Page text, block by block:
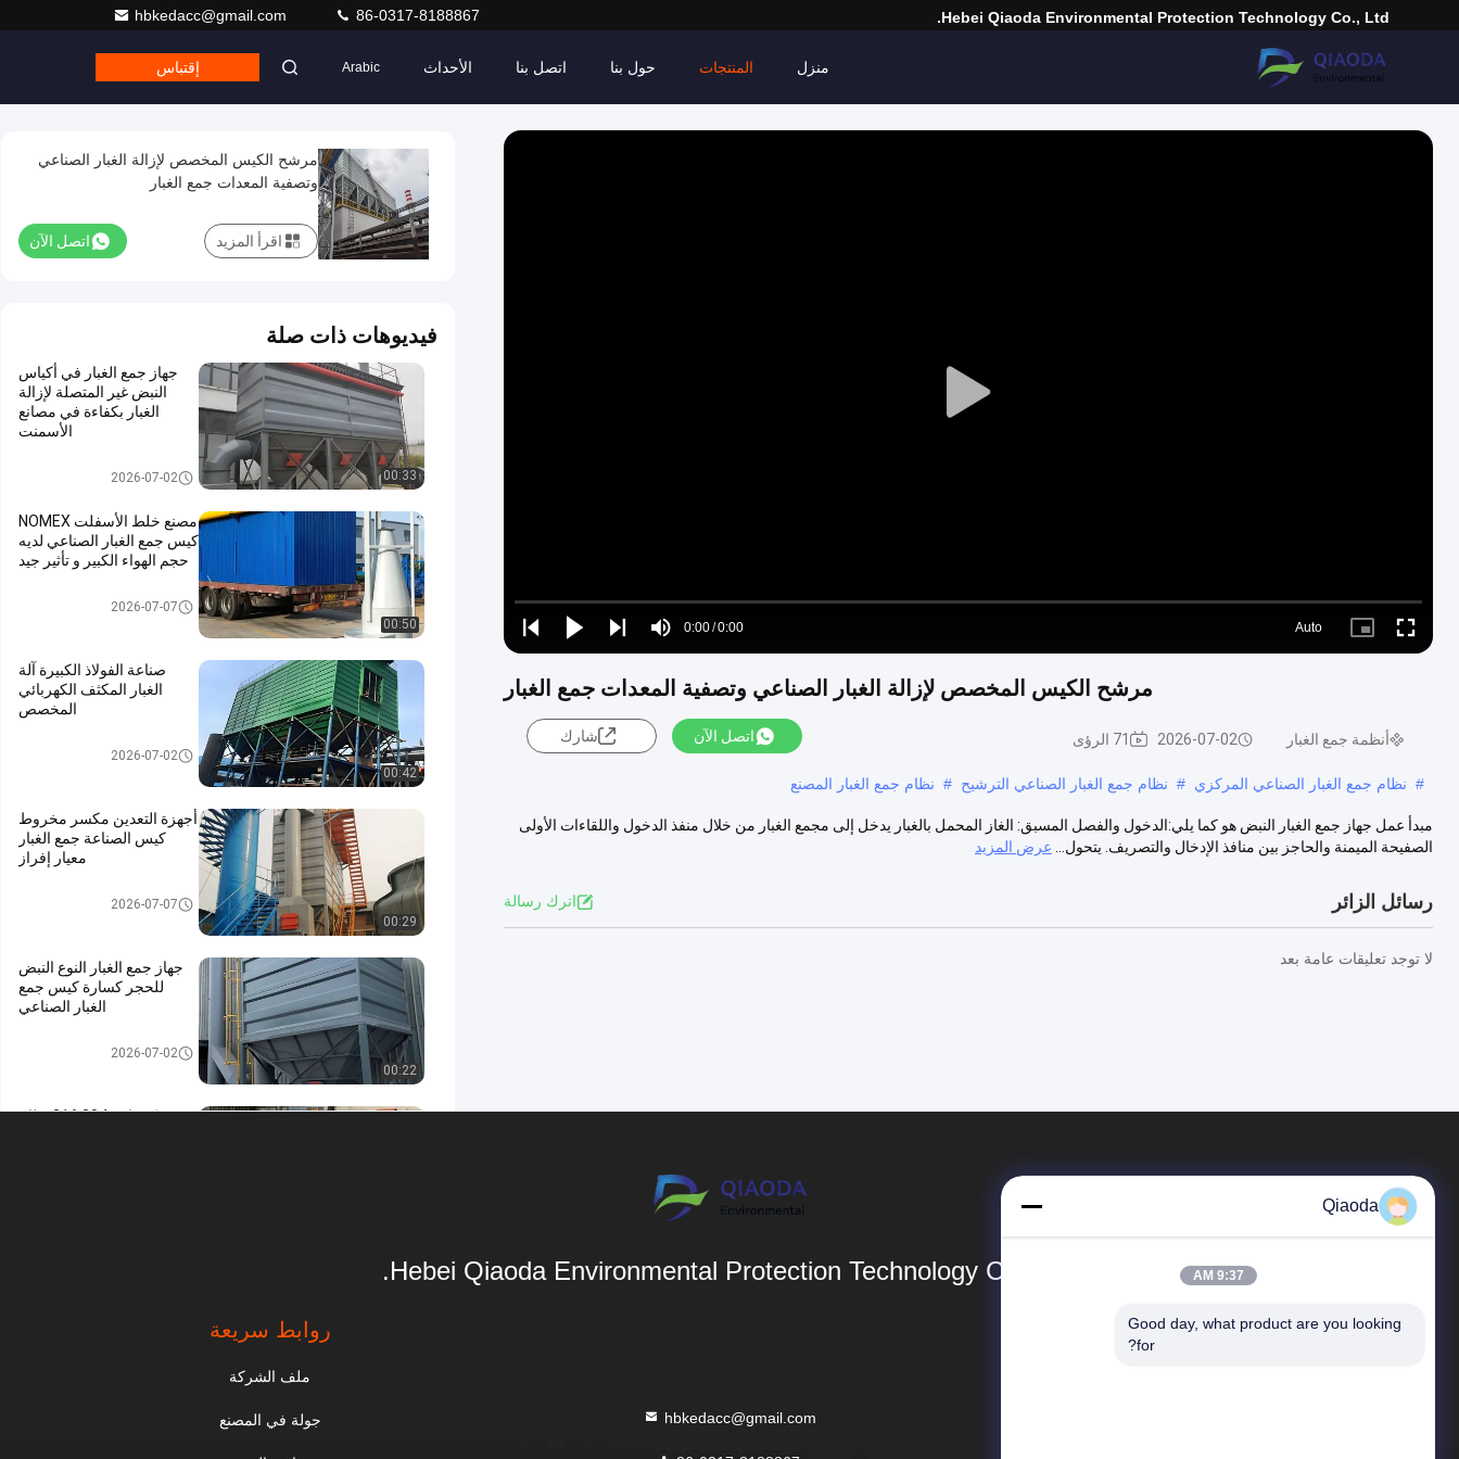
Hebei Qiaoda Environmental Protection Technology Co., Ltd.
hbkedacc@gmail.com 86-0317-8188867
منزل المنتجات حول بنا اتصل بنا الأحداث Arabic إقتباس
Play
Play
Play
Play
Mute
Time
0:00/0:00
Loaded:
0%
Auto
Picture- Fullscreen
مرشح الكيس المخصص لإزالة الغبار الصناعي وتصفية المعدات جمع الغبار
أنظمة جمع الغبار 2026-07-02 71 الرؤى اتصل الآن شارك
# نظام جمع الغبار الصناعي المركزي # نظام جمع الغبار الصناعي الترشيح # نظام جمع الغبار المصنع
مبدأ عمل جهاز جمع الغبار النبض هو كما يلي:الدخول والفصل المسبق: الغاز المحمل بالغبار يدخل إلى مجمع الغبار من خلال منفذ الدخول واللقاءات الأولى
الصفيحة الميمنة والحاجز بين منافذ الإدخال والتصريف. يتحول...
عرض المزيد
رسائل الزائر اترك رسالة
لا توجد تعليقات عامة بعد
مرشح الكيس المخصص لإزالة الغبار الصناعي
وتصفية المعدات جمع الغبار
اتصل الآن اقرأ المزيد
فيديوهات ذات صلة
00:33
جهاز جمع الغبار في أكياس
النبض غير المتصلة لإزالة
الغبار بكفاءة في مصانع
الأسمنت
2026-07-02
00:50
مصنع خلط الأسفلت NOMEX
كيس جمع الغبار الصناعي لديه
حجم الهواء الكبير و تأثير جيد
2026-07-07
00:42
صناعة الفولاذ الكبيرة آلة
الغبار المكثف الكهربائي
المخصص
2026-07-02
00:29
أجهزة التعدين مكسر مخروط
كيس الصناعة جمع الغبار
معيار إفراز
2026-07-07
00:22
جهاز جمع الغبار النوع النبض
للحجر كسارة كيس جمع
الغبار الصناعي
2026-07-02
مصنع كيميائي 304 316 نظام
Hebei Qiaoda Environmental Protection Technology Co., Ltd.
المنتجات
hbkedacc@gmail.com
روابط سريعة
ملف الشركة
جولة في المصنع
Qiaoda
9:37 AM
Good day, what product are you looking
for?